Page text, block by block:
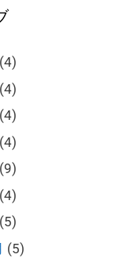
(4)
(4)
(4)
(4)
(9)
(4)
(5)
(5)